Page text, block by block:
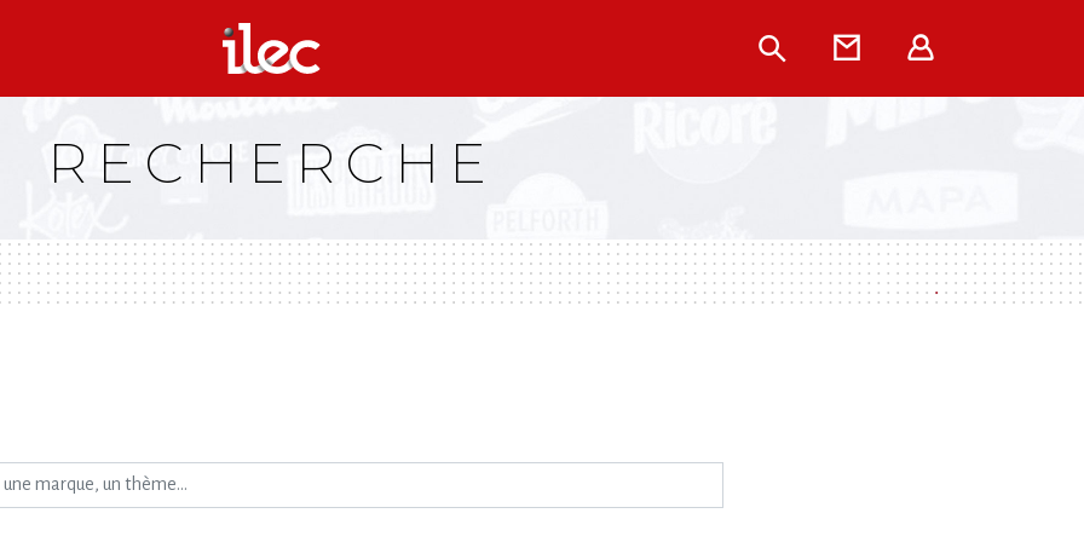
Rechercher
Contact
RECHERCHE